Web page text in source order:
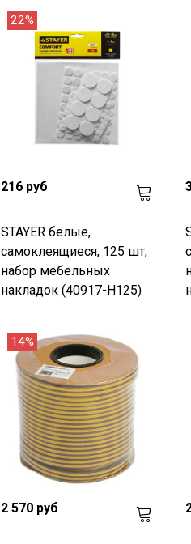
22%
216 руб
STAYER белые,
самоклеящиеся, 125 шт,
набор мебельных
накладок (40917-H125)
14%
2 570 руб